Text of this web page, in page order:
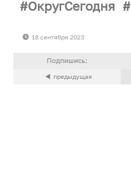
ОкругСегодня
18 сентября 2023